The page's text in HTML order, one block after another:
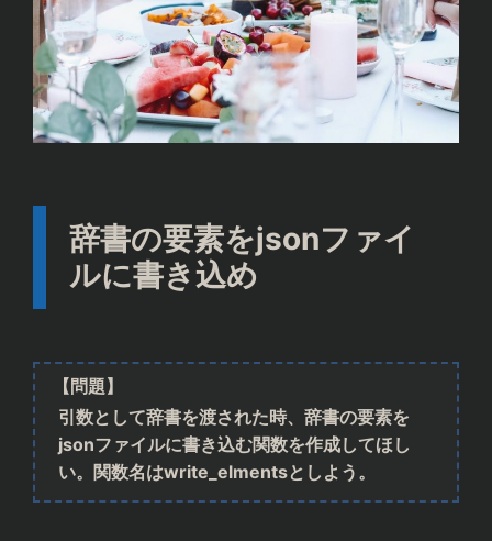
辞書の要素をjsonファイ
ルに書き込め
【問題】
引数として辞書を渡された時、辞書の要素を
jsonファイルに書き込む関数を作成してほし
い。関数名はwrite_elmentsとしよう。